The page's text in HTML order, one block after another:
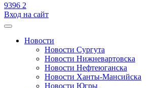
9396 2
Вход на сайт
Новости
Новости Сургута
Новости Нижневартовска
Новости Нефтеюганска
Новости Ханты-Мансийска
Новости Югры